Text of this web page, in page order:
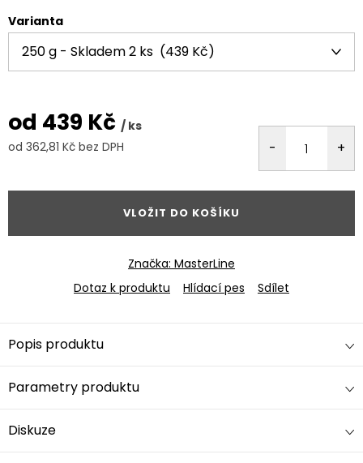
Varianta
od 439 Kč / ks
od 362,81 Kč bez DPH
VLOŽIT DO KOŠÍKU
Značka: MasterLine
Dotaz k produktu
Hlídací pes Sdílet
Popis produktu
Parametry produktu
Diskuze